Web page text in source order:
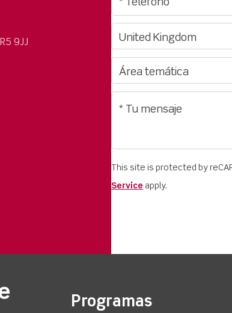
9JJ
This site is protected by
Service apply.
Programas